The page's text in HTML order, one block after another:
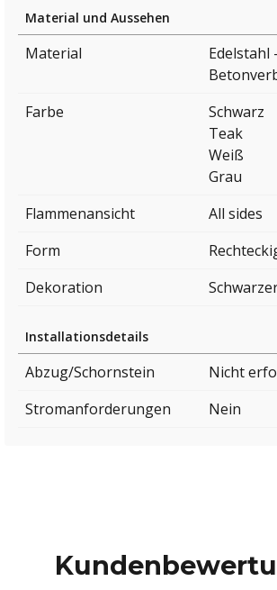
Material und Aussehen
Material
Edelstahl
Farbe
Schwarz
Teak
Weiß
Grau
Flammenansicht
All sides
Form
Dekoration
Installationsdetails
Abzug/Schornstein
Nicht
Stromanforderungen
Nein